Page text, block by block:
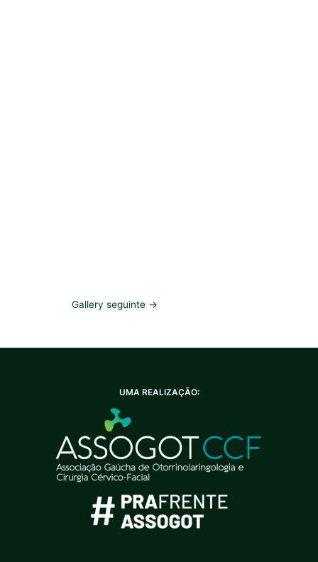
Gallery seguinte →
UMA REALIZAÇÃO: